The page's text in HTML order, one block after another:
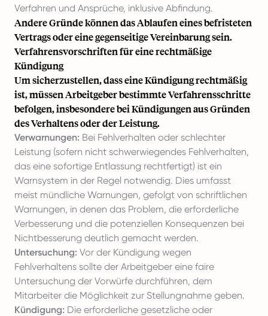
Verfahren und Ansprüche, inklusive Abfindung.
Andere Gründe können das Ablaufen eines befristeten
Vertrags oder eine gegenseitige Vereinbarung sein.
Verfahrensvorschriften für eine rechtmäßige
Kündigung
Um sicherzustellen, dass eine Kündigung rechtmäßig
ist, müssen Arbeitgeber bestimmte Verfahrensschritte
befolgen, insbesondere bei Kündigungen aus Gründen
des Verhaltens oder der Leistung.
Verwarnungen: Bei Fehlverhalten oder schlechter
Leistung (sofern nicht schwerwiegendes Fehlverhalten,
das eine sofortige Entlassung rechtfertigt) ist ein
Warnsystem in der Regel notwendig. Dies umfasst
meist mündliche Warnungen, gefolgt von schriftlichen
Warnungen, in denen das Problem, die erforderliche
Verbesserung und die potenziellen Konsequenzen bei
Nichtbesserung deutlich gemacht werden.
Untersuchung: Vor der Kündigung wegen
Fehlverhaltens sollte der Arbeitgeber eine faire
Untersuchung der Vorwürfe durchführen, dem
Mitarbeiter die Möglichkeit zur Stellungnahme geben.
Kündigung: Die erforderliche gesetzliche oder